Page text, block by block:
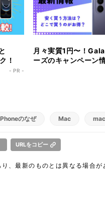
！
- PR -
月々実質1円〜！
ーズのキャンペーン
のなぜ Mac
URLをコピー
、最新のものとは異なる場合が